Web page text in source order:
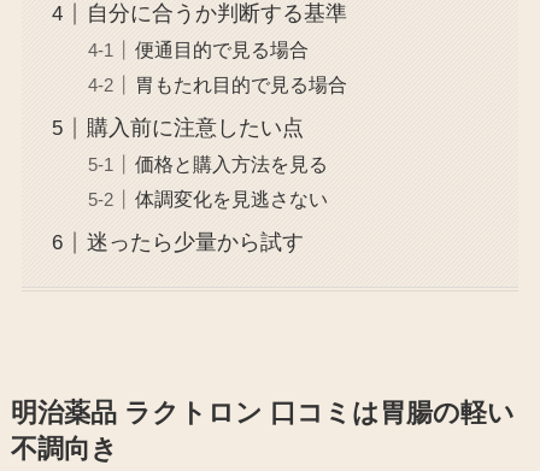
自分に合うか判断する基準
便通目的で見る場合
胃もたれ目的で見る場合
購入前に注意したい点
価格と購入方法を見る
体調変化を見逃さない
迷ったら少量から試す
明治薬品 ラクトロン 口コミは胃腸の軽い
不調向き